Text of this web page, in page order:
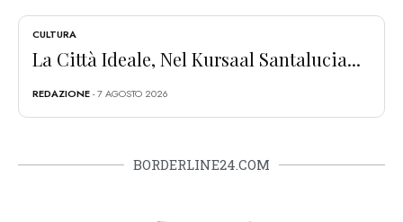
CULTURA
La Città Ideale, Nel Kursaal Santalucia...
REDAZIONE- 7 AGOSTO 2026
BORDERLINE24.COM